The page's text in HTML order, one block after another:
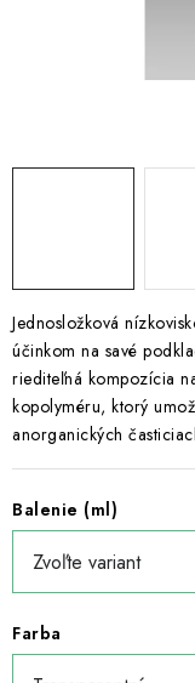
Podmínky ochrany
Jednosložková
účinkom na savé
riediteľná kompozícia
kopolyméru, ktorý
anorganických
Balenie (ml)
Farba